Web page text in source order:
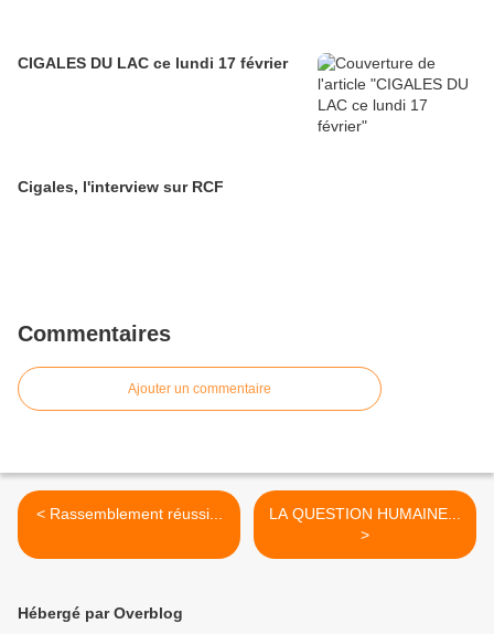
CIGALES DU LAC ce lundi 17 février
Cigales, l'interview sur RCF
Commentaires
Ajouter un commentaire
< Rassemblement réussi...
LA QUESTION HUMAINE...
>
Hébergé par Overblog